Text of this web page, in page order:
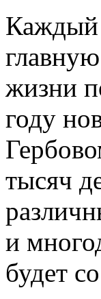
Каждый
жизни
году
тысяч
и
будет